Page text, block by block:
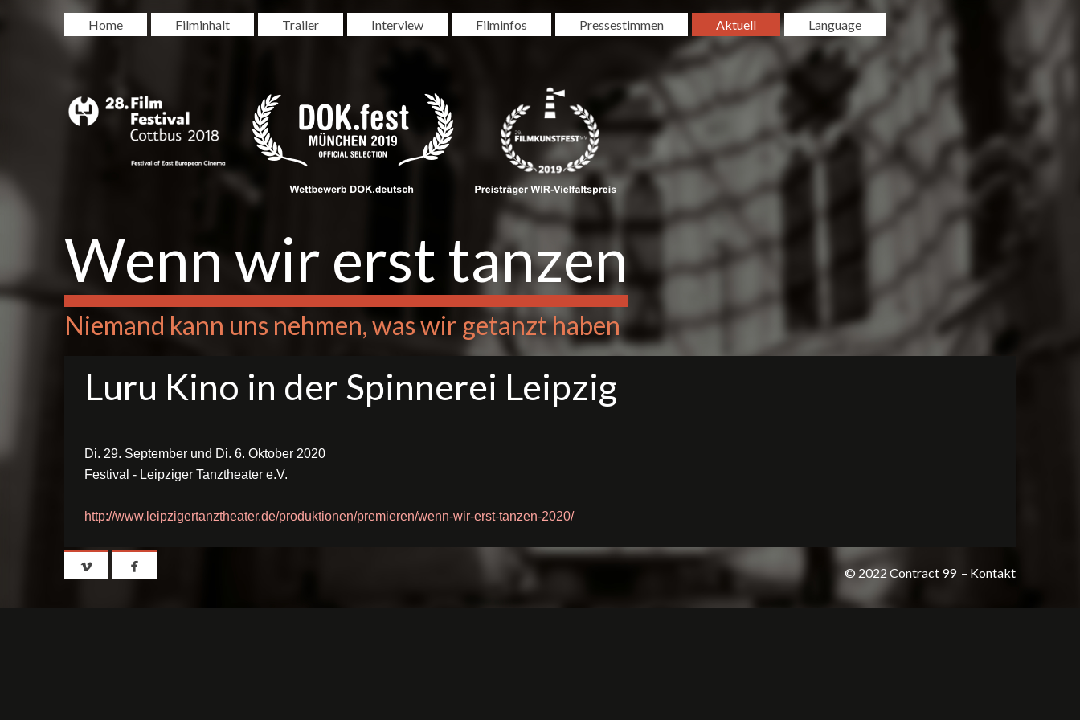
Home Filminhalt Trailer Interview Filminfos Pressestimmen Aktuell Language
Wenn wir erst tanzen
Niemand kann uns nehmen, was wir getanzt haben
© 2022 Contract 99 – Kontakt
Luru Kino in der Spinnerei Leipzig
Di. 29. September und Di. 6. Oktober 2020
Festival - Leipziger Tanztheater e.V.
http://www.leipzigertanztheater.de/produktionen/premieren/wenn-wir-erst-tanzen-2020/